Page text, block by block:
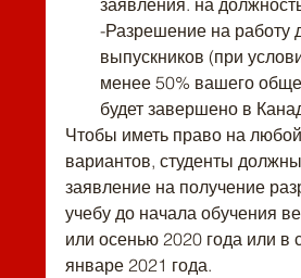
заявления. на
-Разрешение на работу
выпускников (при
менее 50% вашего
будет завершено в
Чтобы иметь право на любой
вариантов, студенты
заявление на получение
учебу до начала обучения
или осенью 2020 года или в
январе 2021 года.